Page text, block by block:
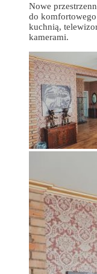
Nowe
do
kuchnią,
kamerami.